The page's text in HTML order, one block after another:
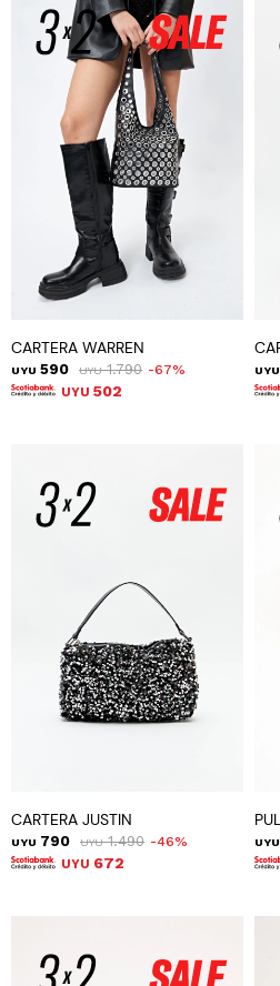
CARTERA WARREN
UYU 590 UYU 1.790 67
UYU 502
UYU
CARTERA JUSTIN
UYU 790 UYU 1.490 46
UYU 672
UYU